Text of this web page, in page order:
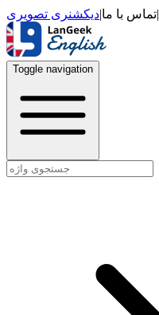
|تماس با ما|دیکشنری تصویری
Toggle navigation